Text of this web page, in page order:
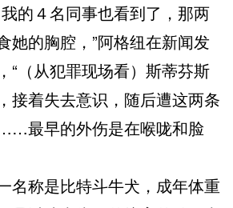
４名同事也看到了，那两
她的胸腔，”阿格纽在新闻发
“（从犯罪现场看）斯蒂芬斯
接着失去意识，随后遭这两条
最早的外伤是在喉咙和脸
称是比特斗牛犬，成年体重